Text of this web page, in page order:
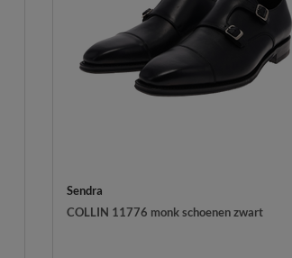
Sendra
COLLIN 11776 monk schoenen zwart